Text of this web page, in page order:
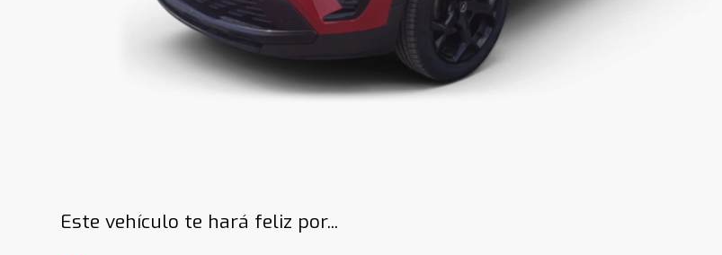
Este vehículo te hará feliz por...